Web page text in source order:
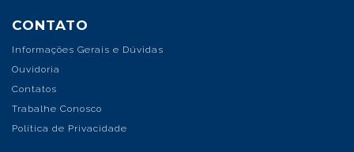
CONTATO
Informações Gerais e Dúvidas
Ouvidoria
Contatos
Trabalhe Conosco
Política de Privacidade